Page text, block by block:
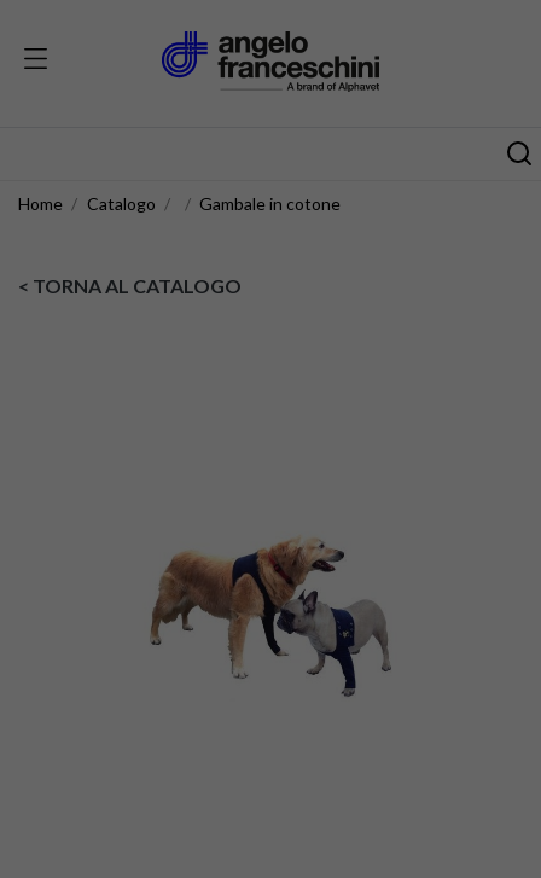
Home Catalogo Gambale in cotone
< TORNA AL CATALOGO